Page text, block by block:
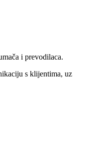
i prevodilaca.
s klijentima, uz